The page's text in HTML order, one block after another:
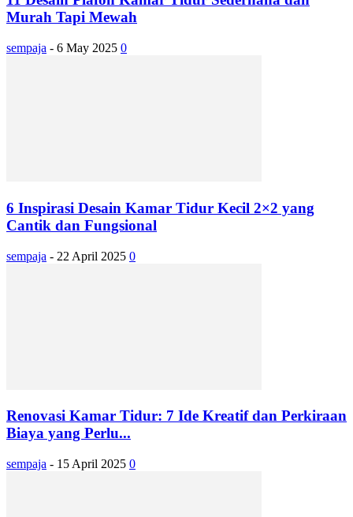
Murah Tapi Mewah
sempaja - 6 May 2025 0
6 Inspirasi Desain Kamar Tidur Kecil 2×2 yang
Cantik dan Fungsional
sempaja - 22 April 2025 0
Renovasi Kamar Tidur: 7 Ide Kreatif dan Perkiraan
Biaya yang Perlu...
sempaja - 15 April 2025 0